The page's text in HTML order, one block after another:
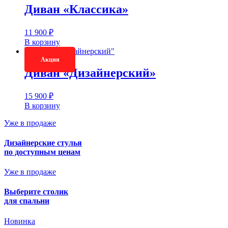
Диван «Классика»
11 900 ₽
В корзину
Акция
Диван «Дизайнерский»
15 900 ₽
В корзину
Уже в продаже
Дизайнерские стулья
по доступным ценам
Уже в продаже
Выберите столик
для спальни
Новинка